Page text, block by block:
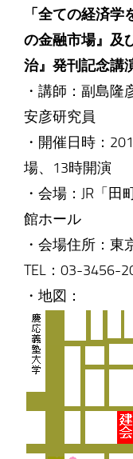
「全ての経済
の金融市場』及
治』発刊記念講
・講師：副島隆
安彦研究員
・開催日時：
場、13時開演
・会場：JR「
館ホール
・会場住所：
TEL：03-3456-
・地図：